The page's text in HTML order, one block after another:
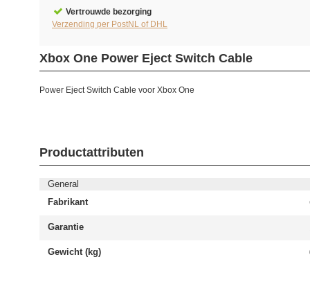
Vertrouwde bezorging
Verzending per PostNL of DHL
Xbox One Power Eject Switch Cable
Power Eject Switch Cable voor Xbox One
Productattributen
General
Fabrikant
Garantie
Gewicht (kg)